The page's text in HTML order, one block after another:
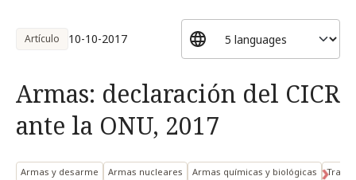
Artículo 10-10-2017
Armas: declaración del CICR
ante la ONU, 2017
Armas y desarme Armas nucleares Armas químicas y biológicas